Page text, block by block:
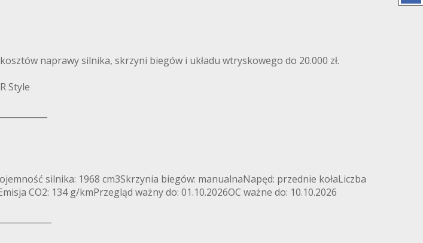
naprawy silnika, skrzyni biegów i układu wtryskowego do 20.000 zł.
Style
silnika: 1968 cm3Skrzynia biegów: manualnaNapęd: przednie kołaLiczba
CO2: 134 g/kmPrzegląd ważny do: 01.10.2026OC ważne do: 10.10.2026